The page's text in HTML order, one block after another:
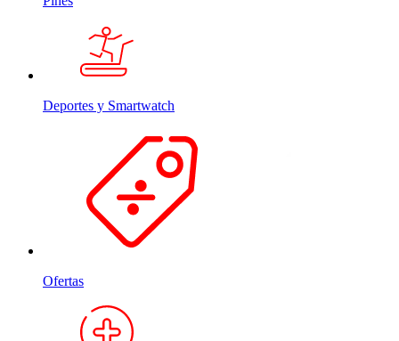
Deportes y Smartwatch
Ofertas